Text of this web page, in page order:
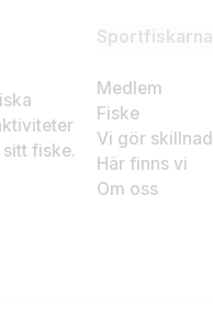
fiske.
Sportfiskarna
Medlem
Fiske
Vi gör skillnad
Här finns vi
Om oss